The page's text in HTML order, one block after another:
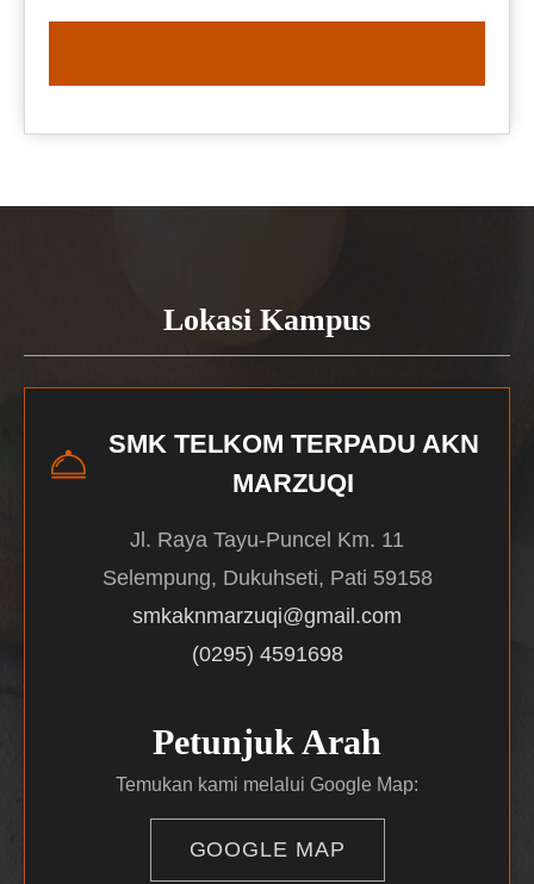
Lokasi Kampus
SMK TELKOM TERPADU AKN
MARZUQI
Jl. Raya Tayu-Puncel Km. 11
Selempung, Dukuhseti, Pati 59158
smkaknmarzuqi@gmail.com
(0295) 4591698
Petunjuk Arah
Temukan kami melalui Google Map:
GOOGLE MAP